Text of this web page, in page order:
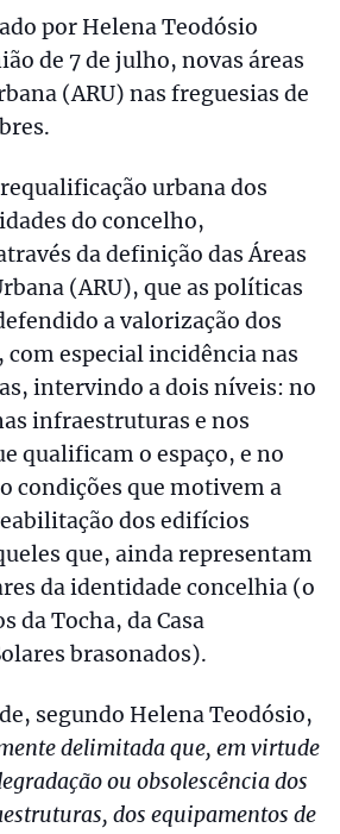
por Helena Teodósio
de 7 de julho, novas áreas
(ARU) nas freguesias de
urbana dos
do concelho,
da definição das Áreas
(ARU), que as políticas
a valorização dos
com especial incidência nas
intervindo a dois níveis: no
infraestruturas e nos
qualificam o espaço, e no
condições que motivem a
dos edifícios
que, ainda representam
da identidade concelhia (o
da Tocha, da Casa
brasonados).
segundo Helena Teodósio,
delimitada que, em virtude
ou obsolescência dos
dos equipamentos de